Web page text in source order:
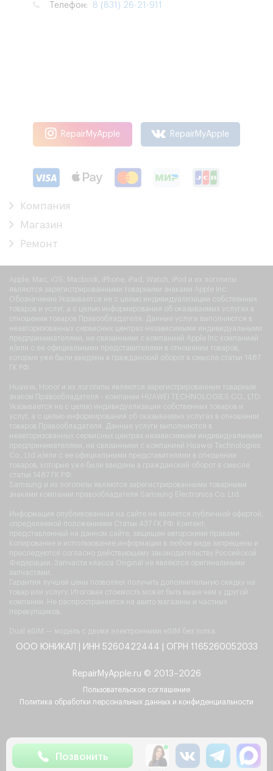
Телефон: 8 (831) 26-21-911
RepairMyApple RepairMyApple
Компания
Магазин
Ремонт
Apple, Mac, iOS, Macbook, iPhone, iPad, Watch, iPod и их логотипы
являются зарегистрированными товарными знаками Apple Inc.
Обозначение Указывается не с целью индивидуализации собственных
товаров и услуг, а с целью информирования об оказываемых услугах в
отношении товаров Правообладателя. Данные услуги выполняются в
неавторизованных сервисных центрах независимыми индивидуальными
предпринимателями, не связанными с компанией Apple Inc компанией
и/или с ее официальными представителями в отношении товаров,
которые уже были введены в гражданский оборот в смысле статьи 1487
ГК РФ.
Huawei, Honor и их логотипы являются зарегистрированным товарным
знаком Правообладателя - компании HUAWEI TECHNOLOGIES CO., LTD.
Указывается не с целью индивидуализации собственных товаров и
услуг, а с целью информирования об оказываемых услугах в отношении
товаров Правообладателя. Данные услуги выполняются в
неавторизованных сервисных центрах независимыми индивидуальными
предпринимателями, не связанными с компанией Huawei Technologies
Co., Ltd и/или с ее официальными представителями в отношении
товаров, которые уже были введены в гражданский оборот в смысле
статьи 1487 ГК РФ.
Samsung и их логотипы являются зарегистрированными товарными
знаками компании правообладателя Samsung Electronics Co. Ltd.
Информация опубликованная на сайте не является публичной офертой,
определяемой положениями Статьи 437 ГК РФ. Контент,
представленный на данном сайте, защищен авторскими правами.
Копирование и использование информации в любом виде запрещены и
преследуются согласно действующему законодательству Российской
Федерации. Запчасти класса Original не являются оригинальными
запчастями.
Гарантия лучшей цены позволяет получить дополнительную скидку на
товар или услугу. Итоговая стоимость может быть выше чем у другой
компании. Не распространяется на авито магазины и частных
перекупщиков.
Dual eSIM — модель с двумя электронными eSIM без лотка.
ООО ЮНИКАЛ | ИНН 5260422444 | ОГРН 1165260052033
RepairMyApple.ru © 2013–2026
Пользовательское соглашение
Политика обработки персональных данных и конфиденциальности
Позвонить